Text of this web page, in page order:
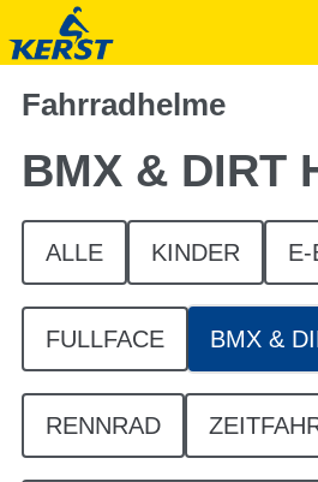
Fahrradhelme
BMX & DIRT
ALLE KINDER E-
FULLFACE BMX &
RENNRAD